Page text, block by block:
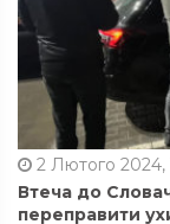
2 Лютого 2024,
Втеча до
переправити